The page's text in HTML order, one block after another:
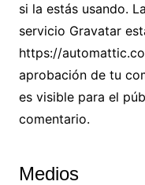
si la estás usando.
servicio Gravatar
https://
aprobación de tu
es visible para el
comentario.
Medios